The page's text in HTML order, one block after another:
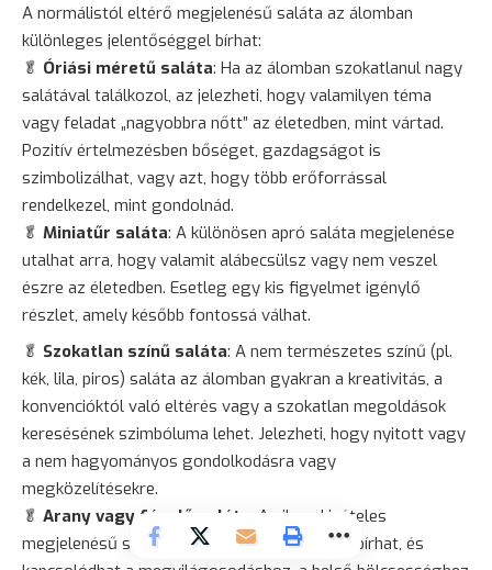
A normálistól eltérő megjelenésű saláta az álomban
különleges jelentőséggel bírhat:
🥬 Óriási méretű saláta: Ha az álomban szokatlanul nagy
salátával találkozol, az jelezheti, hogy valamilyen téma
vagy feladat „nagyobbra nőtt” az életedben, mint vártad.
Pozitív értelmezésben bőséget, gazdagságot is
szimbolizálhat, vagy azt, hogy több erőforrással
rendelkezel, mint gondolnád.
🥬 Miniatűr saláta: A különösen apró saláta megjelenése
utalhat arra, hogy valamit alábecsülsz vagy nem veszel
észre az életedben. Esetleg egy kis figyelmet igénylő
részlet, amely később fontossá válhat.
🥬 Szokatlan színű saláta: A nem természetes színű (pl.
kék, lila, piros) saláta az álomban gyakran a kreativitás, a
konvencióktól való eltérés vagy a szokatlan megoldások
keresésének szimbóluma lehet. Jelezheti, hogy nyitott vagy
a nem hagyományos gondolkodásra vagy
megközelítésekre.
🥬 Arany vagy fénylő saláta
: Az ilyen kivételes
megjelenésű saláta spirituális jelentőséggel bírhat, és